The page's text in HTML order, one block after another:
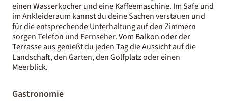
einen Wasserkocher und eine Kaffeemaschine. Im Safe und
im Ankleideraum kannst du deine Sachen verstauen und
für die entsprechende Unterhaltung auf den Zimmern
sorgen Telefon und Fernseher. Vom Balkon oder der
Terrasse aus genießt du jeden Tag die Aussicht auf die
Landschaft, den Garten, den Golfplatz oder einen
Meerblick.
Gastronomie